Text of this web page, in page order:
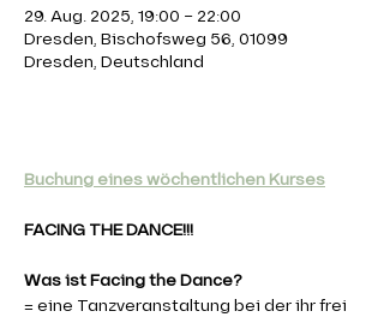
29. Aug. 2025, 19:00 – 22:00
Dresden, Bischofsweg 56, 01099
Dresden, Deutschland
Buchung eines wöchentlichen Kurses
FACING THE DANCE!!!
Was ist Facing the Dance?
= eine Tanzveranstaltung bei der ihr frei